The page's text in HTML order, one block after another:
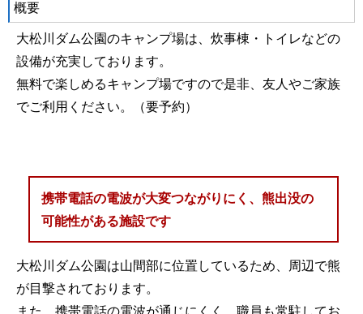
概要
大松川ダム公園のキャンプ場は、炊事棟・トイレなどの
設備が充実しております。
無料で楽しめるキャンプ場ですので是非、友人やご家族
でご利用ください。（要予約）
携帯電話の電波が大変つながりにく、 熊出没の
可能性がある施設です
大松川ダム公園は山間部に位置しているため、周辺で熊
が目撃されております。
また、携帯電話の電波が通じにくく、職員も常駐してお